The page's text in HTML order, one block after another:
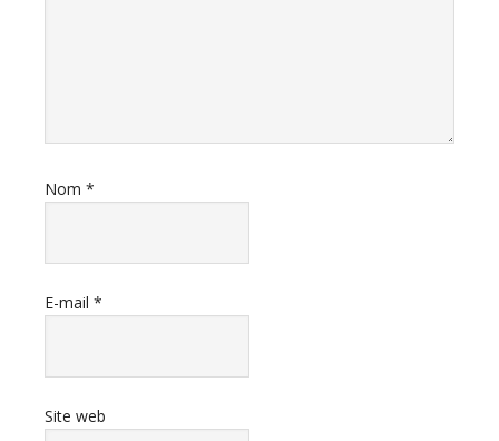
Nom *
E-mail *
Site web